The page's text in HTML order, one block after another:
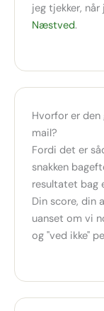
jeg tjekker, når
Næstved.
Hvorfor er
mail?
Fordi det er
snakken
resultatet bag
Din score, din
uanset om vi
og "ved ikke"